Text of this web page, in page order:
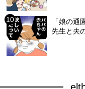
「娘の
先生と夫